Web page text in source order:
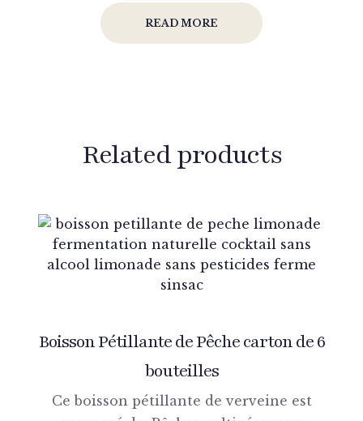
READ MORE
Related products
Boisson Pétillante de Pêche carton de 6
bouteilles
Ce boisson pétillante de verveine est